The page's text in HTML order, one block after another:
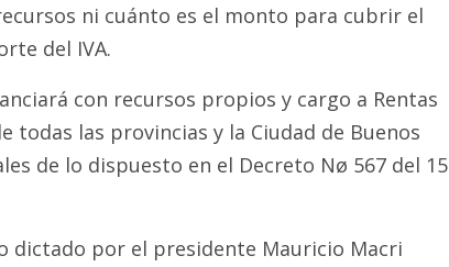
ni cuánto es el monto para cubrir el
del IVA.
con recursos propios y cargo a Rentas
todas las provincias y la Ciudad de Buenos
de lo dispuesto en el Decreto Nø 567 del 15
dictado por el presidente Mauricio Macri